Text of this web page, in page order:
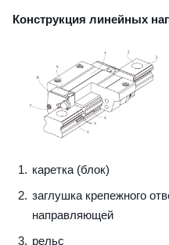
Конструкция линейных
каретка (блок)
заглушка крепежного
направляющей
рельс